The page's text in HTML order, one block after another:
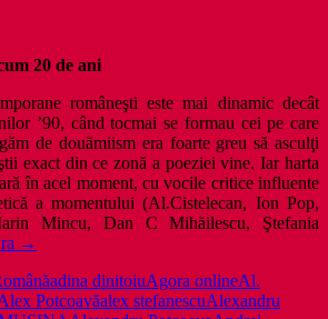
20 de ani
româneşti este mai dinamic decât
’90, când tocmai se formau cei pe care
de douămiism era foarte greu să asculţi
exact din ce zonă a poeziei vine. Iar harta
în acel moment, cu vocile critice influente
a momentului (Al.Cistelecan, Ion Pop,
Mincu, Dan C Mihăilescu, Ştefania
Faţa
a
poeziei
→
adina dinitoiuAgora onlineAl.
Potcoavăalex stefanescuAlexandru